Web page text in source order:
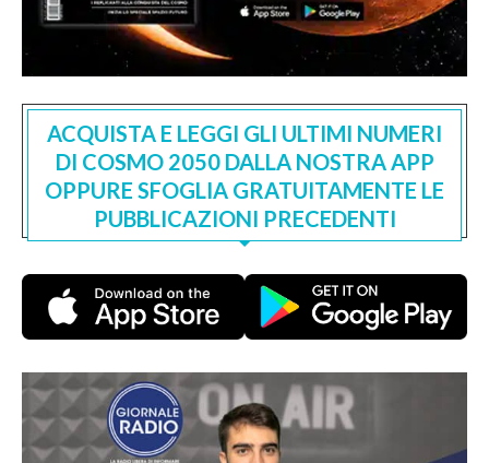
ACQUISTA E LEGGI GLI ULTIMI NUMERI
DI COSMO 2050 DALLA NOSTRA APP
OPPURE SFOGLIA GRATUITAMENTE LE
PUBBLICAZIONI PRECEDENTI